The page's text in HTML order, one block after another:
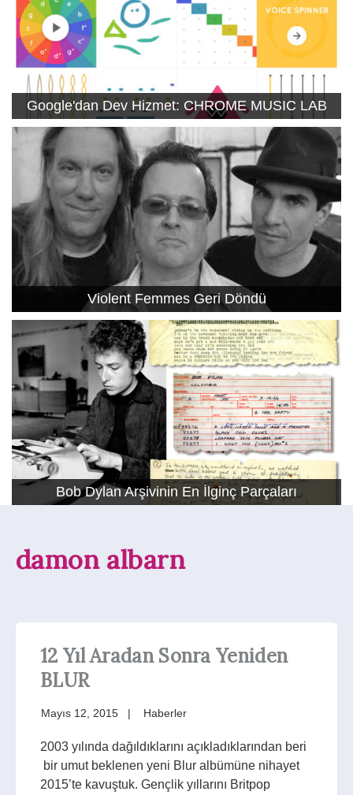
Google'dan Dev Hizmet: CHROME MUSIC LAB
Violent Femmes Geri Döndü
Bob Dylan Arşivinin En İlginç Parçaları
damon albarn
12 Yıl Aradan Sonra Yeniden
BLUR
Mayıs 12, 2015 Haberler
2003 yılında dağıldıklarını açıkladıklarından beri
bir umut beklenen yeni Blur albümüne nihayet
2015’te kavuştuk. Gençlik yıllarını Britpop